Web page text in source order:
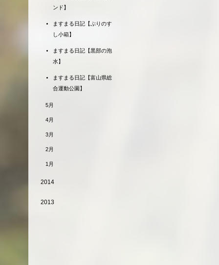
ンド】
ますまる日記【ぶりのす
し小箱】
ますまる日記【黒部の泡
水】
ますまる日記【富山県総
合運動公園】
5月
4月
3月
2月
1月
2014
2013